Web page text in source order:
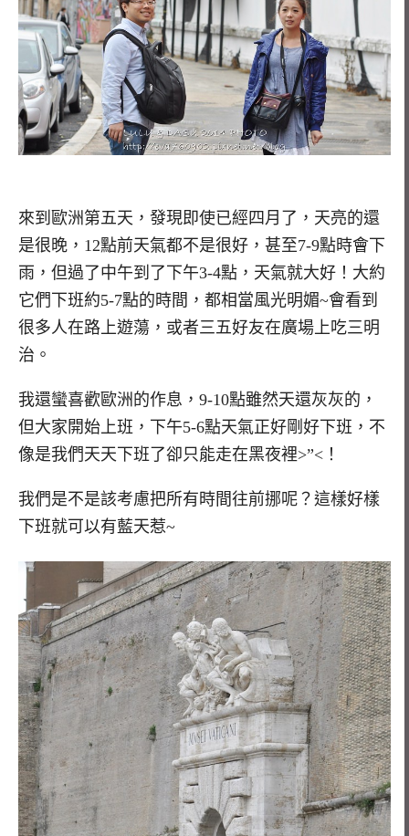
來到歐洲第五天，發現即使已經四月了，天亮的還
是很晚，12點前天氣都不是很好，甚至7-9點時會下
雨，但過了中午到了下午3-4點，天氣就大好！大約
它們下班約5-7點的時間，都相當風光明媚~會看到
很多人在路上遊蕩，或者三五好友在廣場上吃三明
治。
我還蠻喜歡歐洲的作息，9-10點雖然天還灰灰的，
但大家開始上班，下午5-6點天氣正好剛好下班，不
像是我們天天下班了卻只能走在黑夜裡>”<！
我們是不是該考慮把所有時間往前挪呢？這樣好樣
下班就可以有藍天惹~